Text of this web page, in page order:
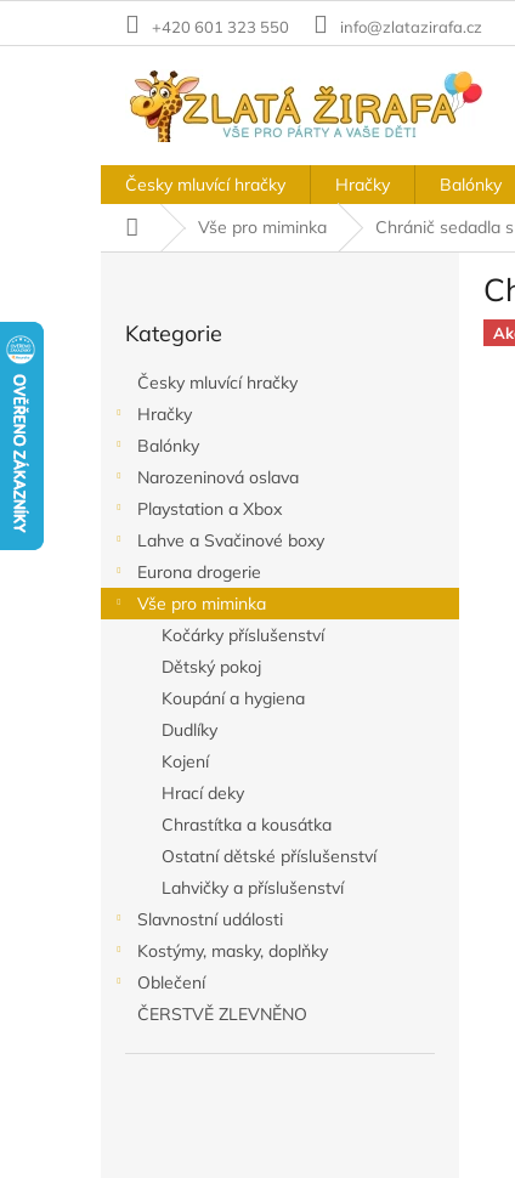
+420 601 323 550 info@zlatazirafa.cz
Česky mluvící hračky Hračky Balónky
Domů Vše pro miminka Chránič sedadla
e
l
kategorie
Kategorie
Česky mluvící hračky
Hračky
Balónky
Narozeninová oslava
Playstation a Xbox
Lahve a Svačinové boxy
Eurona drogerie
Vše pro miminka
Kočárky příslušenství
Dětský pokoj
Koupání a hygiena
Dudlíky
Kojení
Hrací deky
Chrastítka a kousátka
Ostatní dětské příslušenství
Lahvičky a příslušenství
Slavnostní události
Kostýmy, masky, doplňky
Oblečení
ČERSTVĚ ZLEVNĚNO